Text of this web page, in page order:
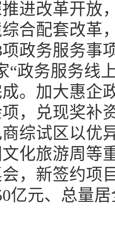
推进改革开
合配套改革
政务服务事
“政务服务线
。加大惠企
，兑现奖补
综试区以优
化旅游周等
，新签约项
亿元、总量